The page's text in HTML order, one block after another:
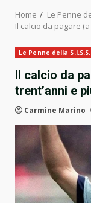
Home
Le Penne
Il calcio da pagare
Le Penne della S.I.S.S.
Il calcio da
trent’anni e
Carmine Marino